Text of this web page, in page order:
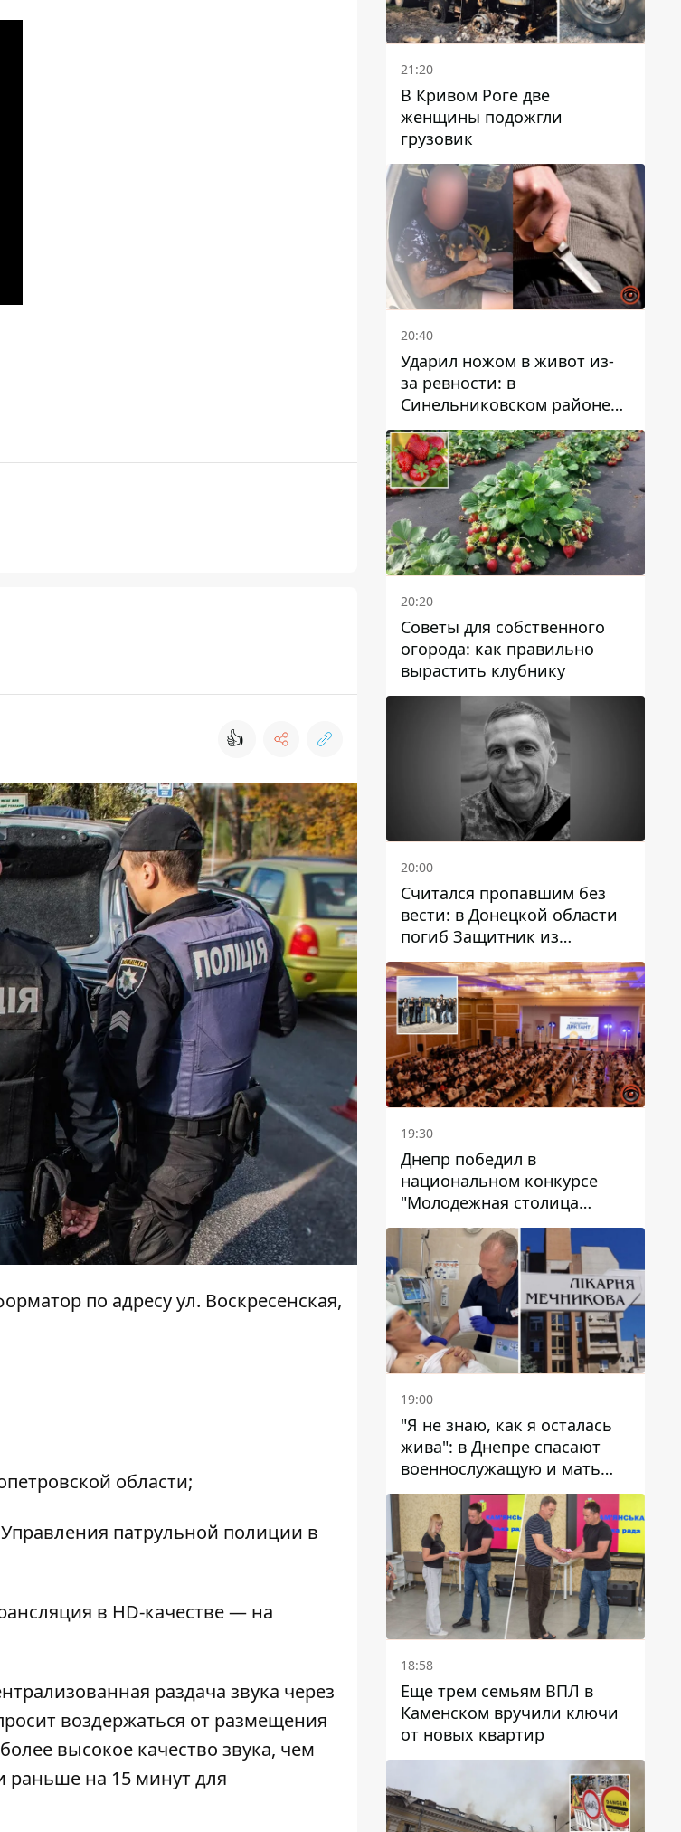
👍
по адресу ул. Воскресенская,
области;
патрульной полиции в
в HD-качестве — на
раздача звука через
воздержаться от размещения
высокое качество звука, чем
раньше на 15 минут для
21:20
В Кривом Роге две
женщины подожгли
грузовик
20:40
Ударил ножом в живот из-
за ревности: в
Синельниковском районе
задержали 49-летнего
мужчину за убийство
20:20
Советы для собственного
огорода: как правильно
вырастить клубнику
20:00
Считался пропавшим без
вести: в Донецкой области
погиб Защитник из
Каменского Антон
Красовский
19:30
Днепр победил в
национальном конкурсе
"Молодежная столица
Украины – 2026"
19:00
"Я не знаю, как я осталась
жива": в Днепре спасают
военнослужащую и мать
четверых детей, которую
ранил КАБ
18:58
Еще трем семьям ВПЛ в
Каменском вручили ключи
от новых квартир